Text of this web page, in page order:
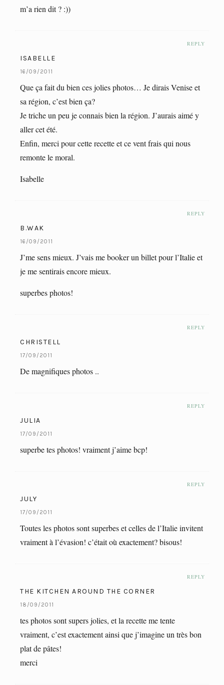
m’a rien dit ? :))
REPLY
ISABELLE
16/09/2011
Que ça fait du bien ces jolies photos… Je dirais Venise et
sa région, c’est bien ça?
Je triche un peu je connais bien la région. J’aurais aimé y
aller cet été.
Enfin, merci pour cette recette et ce vent frais qui nous
remonte le moral.
Isabelle
REPLY
B.WAK
16/09/2011
J’me sens mieux. J’vais me booker un billet pour l’Italie et
je me sentirais encore mieux.
superbes photos!
REPLY
CHRISTELL
17/09/2011
De magnifiques photos ..
REPLY
JULIA
17/09/2011
superbe tes photos! vraiment j’aime bcp!
REPLY
JULY
17/09/2011
Toutes les photos sont superbes et celles de l’Italie invitent
vraiment à l’évasion! c’était où exactement? bisous!
REPLY
THE KITCHEN AROUND THE CORNER
18/09/2011
tes photos sont supers jolies, et la recette me tente
vraiment, c’est exactement ainsi que j’imagine un très bon
plat de pâtes!
merci